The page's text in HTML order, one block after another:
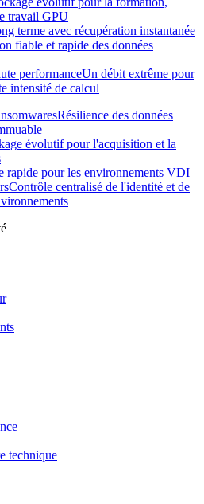
travail GPU
terme avec récupération instantanée
fiable et rapide des données
performanceUn débit extrême pour
intensité de calcul
Résilience des données
évolutif pour l'acquisition et la
rapide pour les environnements VDI
Contrôle centralisé de l'identité et de
technique